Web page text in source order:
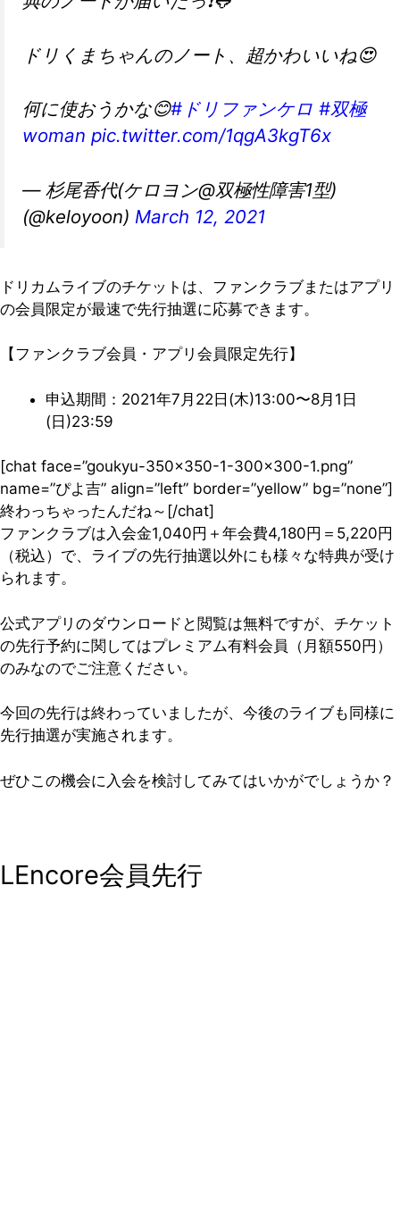
ドリくまちゃんのノート、超かわいいね😍
何に使おうかな😊#ドリファンケロ #双極
woman pic.twitter.com/1qgA3kgT6x
— 杉尾香代(ケロヨン@双極性障害1型)
(@keloyoon) March 12, 2021
ドリカムライブのチケットは、ファンクラブまたはアプリ
の会員限定が最速で先行抽選に応募できます。
【ファンクラブ会員・アプリ会員限定先行】
申込期間：2021年7月22日(木)13:00〜8月1日
(日)23:59
[chat face=”goukyu-350×350-1-300×300-1.png”
name=”ぴよ吉” align=”left” border=”yellow” bg=”none”]
終わっちゃったんだね～[/chat]
ファンクラブは入会金1,040円＋年会費4,180円＝5,220円
（税込）で、ライブの先行抽選以外にも様々な特典が受け
られます。
公式アプリのダウンロードと閲覧は無料ですが、チケット
の先行予約に関してはプレミアム有料会員（月額550円）
のみなのでご注意ください。
今回の先行は終わっていましたが、今後のライブも同様に
先行抽選が実施されます。
ぜひこの機会に入会を検討してみてはいかがでしょうか？
LEncore会員先行